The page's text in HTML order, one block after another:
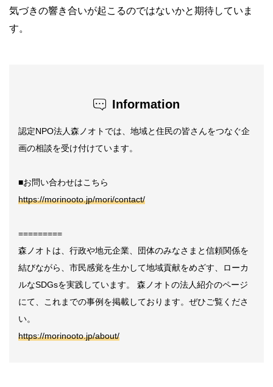
気づきの響き合いが起こるのではないかと期待していま
す。
Information
認定NPO法人森ノオトでは、地域と住民の皆さんをつなぐ企
画の相談を受け付けています。
■お問い合わせはこちら
https://morinooto.jp/mori/contact/
=========
森ノオトは、行政や地元企業、団体のみなさまと信頼関係を
結びながら、市民感覚を生かして地域貢献をめざす、ローカ
ルなSDGsを実践しています。 森ノオトの法人紹介のページ
にて、これまでの事例を掲載しております。ぜひご覧くださ
い。
https://morinooto.jp/about/